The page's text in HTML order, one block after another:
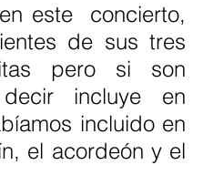
este  concierto,
de sus tres
pero si son
incluye en
incluido en
el acordeón y el